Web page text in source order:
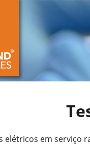
elétricos em serviço